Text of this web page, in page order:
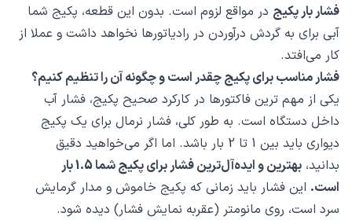
فشار بار پکیج در مواقع لزوم است. بدون این قطعه، پکیج شما
آبی برای به گردش درآوردن در رادیاتورها نخواهد داشت و عملا از
کار می‌افتد.
فشار مناسب برای پکیج چقدر است و چگونه آن را تنظیم کنیم؟
یکی از مهم ترین فاکتورها در کارکرد صحیح پکیج، فشار آب
داخل دستگاه است. به طور کلی، فشار نرمال برای یک پکیج
دیواری باید بین 1 تا 2 بار باشد. اما اگر می‌خواهید دقیق
بدانید،
بهترین و ایده‌آل‌ترین فشار برای پکیج شما 1.5 بار
است. این فشار باید زمانی که پکیج خاموش و مدار گرمایش
سرد است، روی مانومتر (عقربه نمایش فشار) دیده شود.